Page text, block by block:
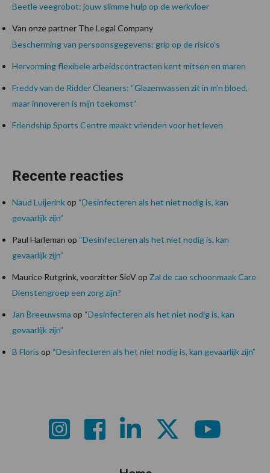
Beetle veegrobot: jouw slimme hulp op de werkvloer
Van onze partner The Legal Company
Bescherming van persoonsgegevens: grip op de risico’s
Hervorming flexibele arbeidscontracten kent mitsen en maren
Freddy van de Ridder Cleaners: “Glazenwassen zit in m’n bloed,
maar innoveren is mijn toekomst”
Friendship Sports Centre maakt vrienden voor het leven
Recente reacties
Naud Luijerinkop “Desinfecteren als het niet nodig is, kan
gevaarlijk zijn”
Paul Harleman op “Desinfecteren als het niet nodig is, kan
gevaarlijk zijn”
Maurice Rutgrink, voorzitter SieVop Zal de cao schoonmaak Care
Dienstengroep een zorg zijn?
Jan Breeuwsma op “Desinfecteren als het niet nodig is, kan
gevaarlijk zijn”
B Floris op “Desinfecteren als het niet nodig is, kan gevaarlijk zijn”